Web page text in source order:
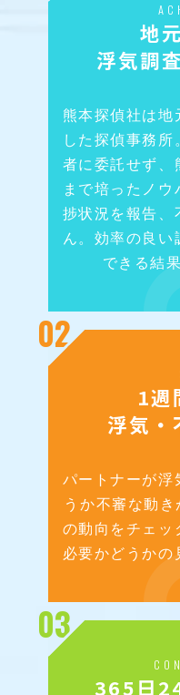
地
浮気調
熊本探偵社は地
した探偵事務所
者に委託せず、
まで培ったノウ
捗状況を報告、
ん。効率の良い
できる結
02
1週
浮気・
パートナーが浮
うか不審な動き
の動向をチェッ
必要かどうかの
03
365日